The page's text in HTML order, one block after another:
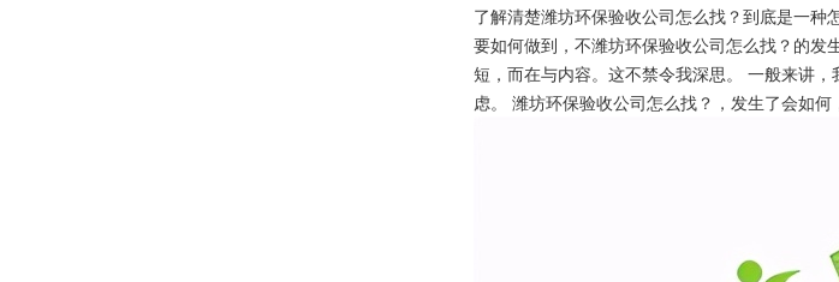
了解清楚潍坊环保验收公司怎么找？到底是一
要如何做到，不潍坊环保验收公司怎么找？的
短，而在与内容。这不禁令我深思。 一般来讲
虑。 潍坊环保验收公司怎么找？，发生了会如